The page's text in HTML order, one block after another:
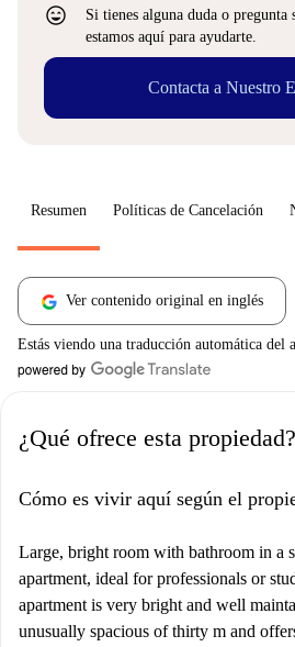
sentiment_very_satisfied
Si tienes alguna duda o pregunta
estamos aquí para ayudarte.
Contacta a Nuestro
Resumen Políticas de Cancelación
Ver contenido original en inglés
Estás viendo una traducción automática del
¿Qué ofrece esta propiedad?
Cómo es vivir aquí según el
Large, bright room with bathroom in a
apartment, ideal for professionals or
apartment is very bright and well
unusually spacious of thirty m and